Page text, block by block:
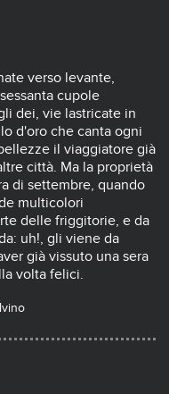
verso levante,
cupole
dei, vie lastricate in
d'oro che canta ogni
il viaggiatore già
città. Ma la proprietà
di settembre, quando
multicolori
delle friggitorie, e da
uh!, gli viene da
già vissuto una sera
volta felici.